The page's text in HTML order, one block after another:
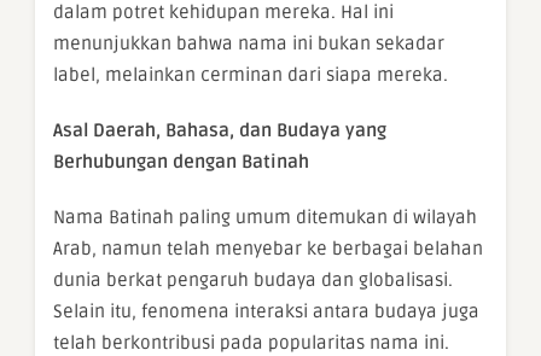
dalam potret kehidupan mereka. Hal ini
menunjukkan bahwa nama ini bukan sekadar
label, melainkan cerminan dari siapa mereka.
Asal Daerah, Bahasa, dan Budaya yang
Berhubungan dengan Batinah
Nama Batinah paling umum ditemukan di wilayah
Arab, namun telah menyebar ke berbagai belahan
dunia berkat pengaruh budaya dan globalisasi.
Selain itu, fenomena interaksi antara budaya juga
telah berkontribusi pada popularitas nama ini.